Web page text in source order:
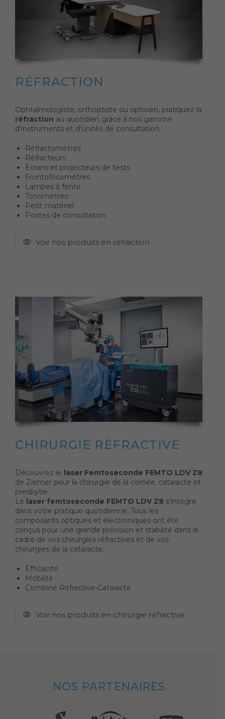
RÉFRACTION
Ophtalmologiste, orthoptiste ou opticien, pratiquez la
réfraction au quotidien grâce à nos gamme
d’instruments et d’unités de consultation :
Réfractomètres
Réfracteurs
Ecrans et projecteurs de tests
Frontofocomètres
Lampes à fente
Tonomètres
Petit matériel
Postes de consultation
Voir nos produits en réfraction
CHIRURGIE RÉFRACTIVE
Découvrez le laser Femtoseconde FEMTO LDV Z8
de Ziemer pour la chirurgie de la cornée, cataracte et
presbytie.
Le laser femtoseconde FEMTO LDV Z8 s’intègre
dans votre pratique quotidienne. Tous les
composants optiques et électroniques ont été
conçus pour une grande précision et stabilité dans le
cadre de vos chirurgies réfractives et de vos
chirurgies de la cataracte.
Efficacité
Mobilité
Combiné Réfractive-Cataracte
Voir nos produits en chirurgie réfractive
NOS PARTENAIRES